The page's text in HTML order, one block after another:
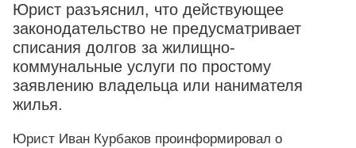
Юрист разъяснил, что действующее
законодательство не предусматривает
списания долгов за жилищно-
коммунальные услуги по простому
заявлению владельца или нанимателя
жилья.
Юрист Иван Курбаков проинформировал о